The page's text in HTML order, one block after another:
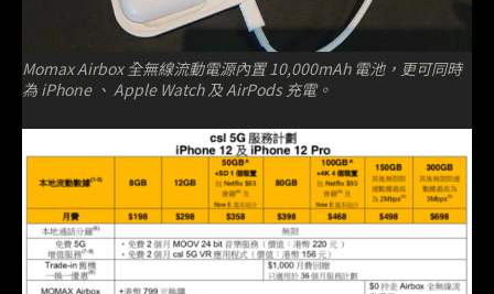
Momax Airbox 全無線流動電源內置 10,000mAh 電池，更可同時
為 iPhone 、 Apple Watch 及 AirPods 充電。